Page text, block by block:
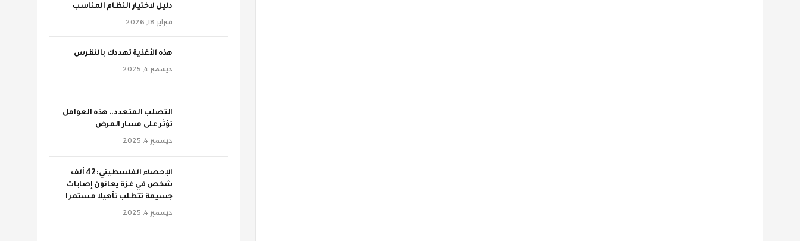
دليل لاختيار النظام المناسب
فبراير 18, 2026
‫هذه الأغذية تهددك بالنقرس
ديسمبر 4, 2025
‫التصلب المتعدد.. هذه العوامل
تؤثر على مسار المرض
ديسمبر 4, 2025
الإحصاء الفلسطيني: 42 ألف
شخص في غزة يعانون إصابات
جسيمة تتطلب تأهيلا مستمرا
ديسمبر 4, 2025